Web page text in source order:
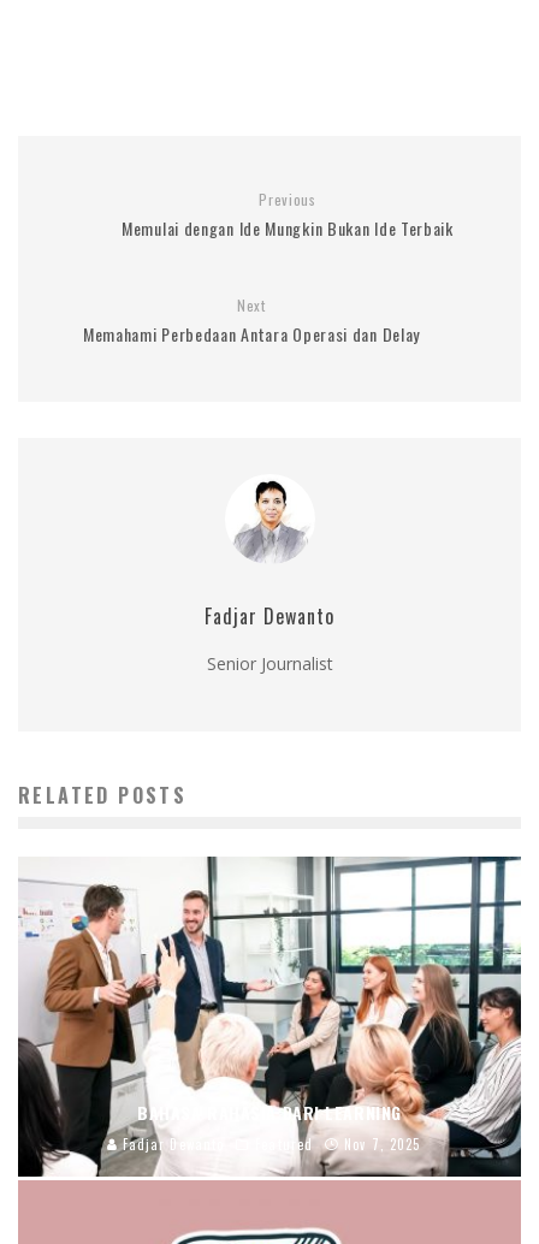
Previous
Memulai dengan Ide Mungkin Bukan Ide Terbaik
Next
Memahami Perbedaan Antara Operasi dan Delay
Fadjar Dewanto
Senior Journalist
RELATED POSTS
BAHASA RAHASIA DARI LEARNING
Fadjar Dewanto Featured Nov 7, 2025